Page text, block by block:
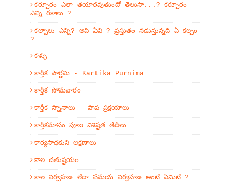
కర్పూరం ఎలా తయారవుతుందో తెలుసా...? కర్పూరం
ఎన్ని రకాలు ?
కల్పాలు ఎన్ని? అవి ఏవి ? ప్రస్తుతం నడుస్తున్నది ఏ కల్పం
?
కళ్ళు
కార్తీక పౌర్ణమి - Kartika Purnima
కార్తీక సోమవారం
కార్తీక స్నానాలు – పాప ప్రక్షయాలు
కార్తీకమాసం పూజ విశిష్టత తేదీలు
కార్యసాధకుని లక్షణాలు
కాల చతుష్టయం
కాల నిర్వహణ లేదా సమయ నిర్వహణ అంటే ఏమిటే ?